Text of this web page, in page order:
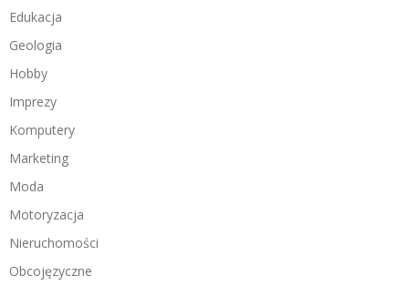
Edukacja
Geologia
Hobby
Imprezy
Komputery
Marketing
Moda
Motoryzacja
Nieruchomości
Obcojęzyczne